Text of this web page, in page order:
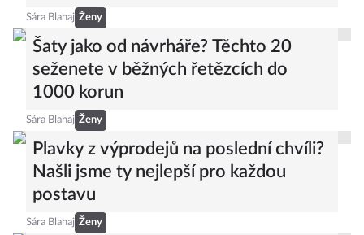
Sára Blahaj Ženy
Šaty jako od návrháře? Těchto 20
seženete v běžných řetězcích do
1000 korun
Sára Blahaj Ženy
Plavky z výprodejů na poslední chvíli?
Našli jsme ty nejlepší pro každou
postavu
Sára Blahaj Ženy